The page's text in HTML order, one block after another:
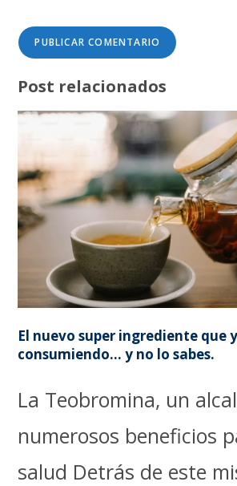
Post relacionados
El nuevo super ingrediente que
consumiendo… y no lo sabes.
La Teobromina, un
numerosos beneficios
salud Detrás de este